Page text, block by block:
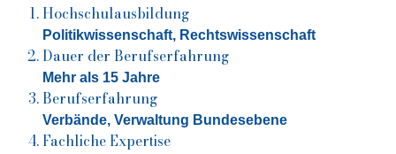
Hochschulausbildung
Politikwissenschaft, Rechtswissenschaft
Dauer der Berufserfahrung
Mehr als 15 Jahre
Berufserfahrung
Verbände, Verwaltung Bundesebene
Fachliche Expertise